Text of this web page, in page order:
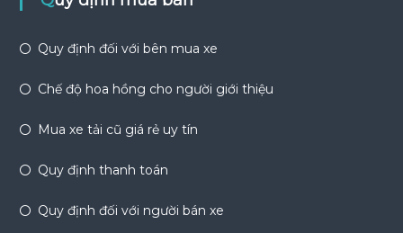
Quy định đối với bên mua xe
Chế độ hoa hồng cho người giới thiệu
Mua xe tải cũ giá rẻ uy tín
Quy định thanh toán
Quy định đối với người bán xe